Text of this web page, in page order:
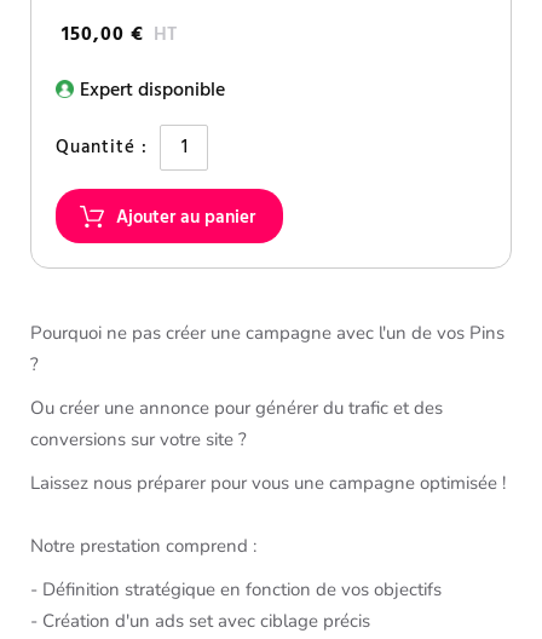
150,00 € HT
Expert disponible
Quantité :
Pourquoi ne pas créer une campagne avec l'un de vos Pins
?
Ou créer une annonce pour générer du trafic et des
conversions sur votre site ?
Laissez nous préparer pour vous une campagne optimisée !
Notre prestation comprend :
- Définition stratégique en fonction de vos objectifs
- Création d'un ads set avec ciblage précis